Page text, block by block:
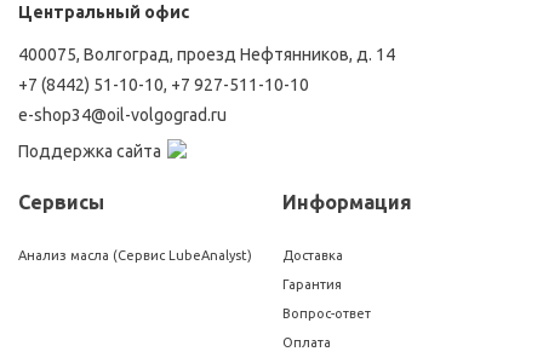
Центральный офис
400075, Волгоград, проезд Нефтянников, д. 14
+7 (8442) 51-10-10, +7 927-511-10-10
e-shop34@oil-volgograd.ru
Поддержка сайта
Сервисы
Анализ масла (Сервис LubeAnalyst)
Информация
Доставка
Гарантия
Вопрос-ответ
Оплата